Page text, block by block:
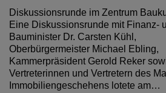
Diskussionsrunde im Zentrum
Eine Diskussionsrunde mit Finanz-
Bauminister Dr. Carsten Kühl,
Oberbürgermeister Michael Ebling,
Kammerpräsident Gerold Reker
Vertreterinnen und Vertretern des
Immobiliengeschehens lotete am…